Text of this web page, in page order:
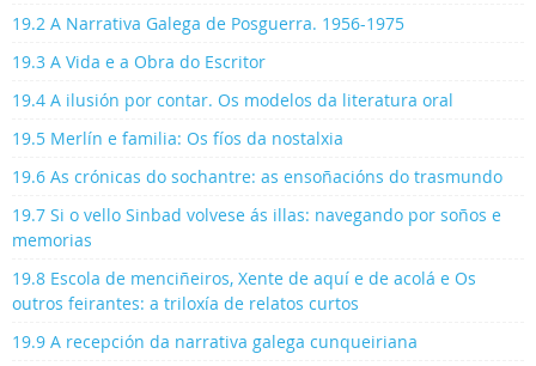
19.2 A Narrativa Galega de Posguerra. 1956-1975
19.3 A Vida e a Obra do Escritor
19.4 A ilusión por contar. Os modelos da literatura oral
19.5 Merlín e familia: Os fíos da nostalxia
19.6 As crónicas do sochantre: as ensoñacións do trasmundo
19.7 Si o vello Sinbad volvese ás illas: navegando por soños e
memorias
19.8 Escola de menciñeiros, Xente de aquí e de acolá e Os
outros feirantes: a triloxía de relatos curtos
19.9 A recepción da narrativa galega cunqueiriana